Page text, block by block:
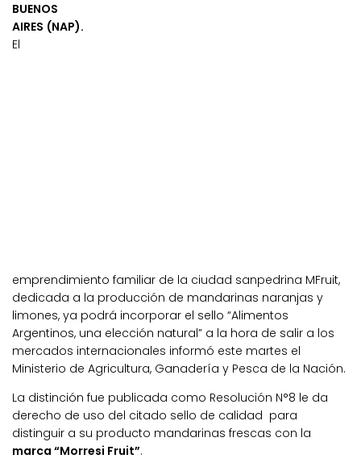
BUENOS
AIRES (NAP).
El
emprendimiento familiar de la ciudad sanpedrina MFruit,
dedicada a la producción de mandarinas naranjas y
limones, ya podrá incorporar el sello “Alimentos
Argentinos, una elección natural” a la hora de salir a los
mercados internacionales informó este martes el
Ministerio de Agricultura, Ganadería y Pesca de la Nación.
La distinción fue publicada como Resolución N°8 le da
derecho de uso del citado sello de calidad para
distinguir a su producto mandarinas frescas con la
marca “Morresi Fruit”.